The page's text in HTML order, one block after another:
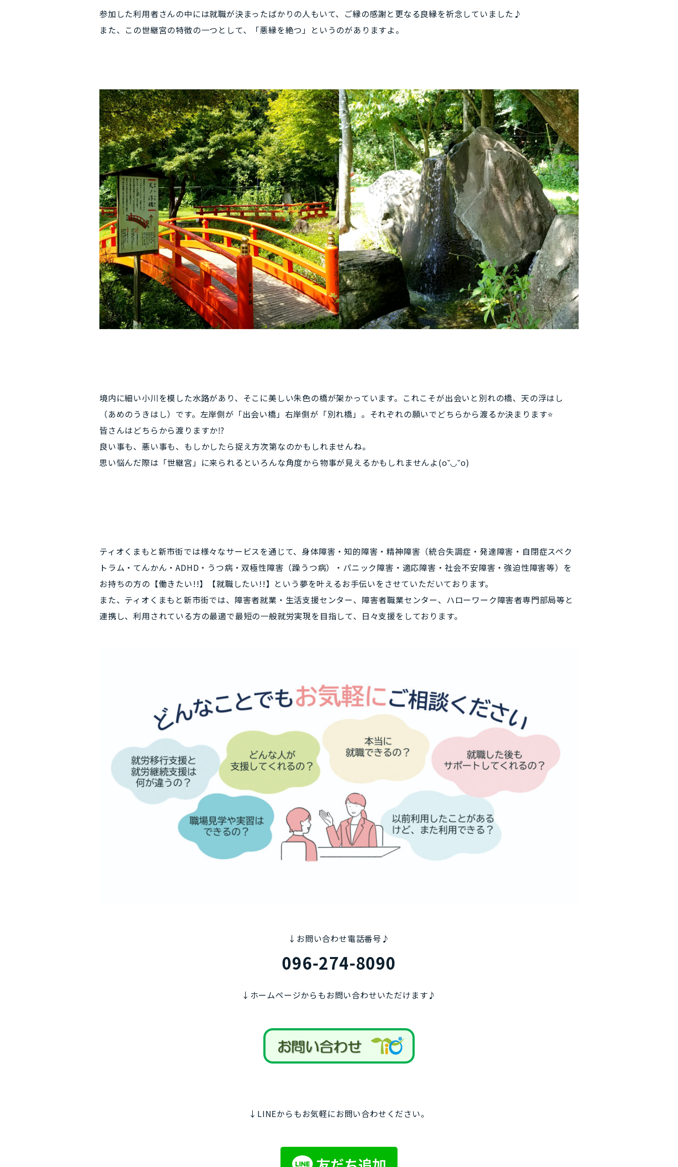
参加した利用者さんの中には就職が決まったばかりの人もいて、ご縁の感謝と更なる良縁を祈念していました♪
また、この世継宮の特徴の一つとして、「悪縁を絶つ」というのがありますよ。
境内に細い小川を模した水路があり、そこに美しい朱色の橋が架かっています。これこそが出会いと別れの橋、天の浮はし
（あめのうきはし）です。左岸側が「出会い橋」右岸側が「別れ橋」。それぞれの願いでどちらから渡るか決まります⭐
皆さんはどちらから渡りますか⁉
良い事も、悪い事も、もしかしたら捉え方次第なのかもしれませんね。
思い悩んだ際は「世継宮」に来られるといろんな角度から物事が見えるかもしれませんよ(o˘◡˘o)
ティオくまもと新市街では様々なサービスを通じて、身体障害・知的障害・精神障害（統合失調症・発達障害・自閉症スペク
トラム・てんかん・ADHD・うつ病・双極性障害（躁うつ病）・パニック障害・適応障害・社会不安障害・強迫性障害等）を
お持ちの方の【働きたい!!】【就職したい!!】という夢を叶えるお手伝いをさせていただいております。
また、ティオくまもと新市街では、障害者就業・生活支援センター、障害者職業センター、ハローワーク障害者専門部局等と
連携し、利用されている方の最適で最短の一般就労実現を目指して、日々支援をしております。
↓お問い合わせ電話番号♪
096-274-8090
↓ホームページからもお問い合わせいただけます♪
↓LINEからもお気軽にお問い合わせください。